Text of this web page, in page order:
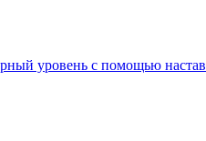
уровень с помощью